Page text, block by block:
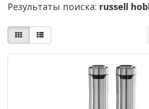
Результаты поиска: russell